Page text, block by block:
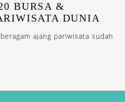
BURSA &
DUNIA
ajang pariwisata sudah